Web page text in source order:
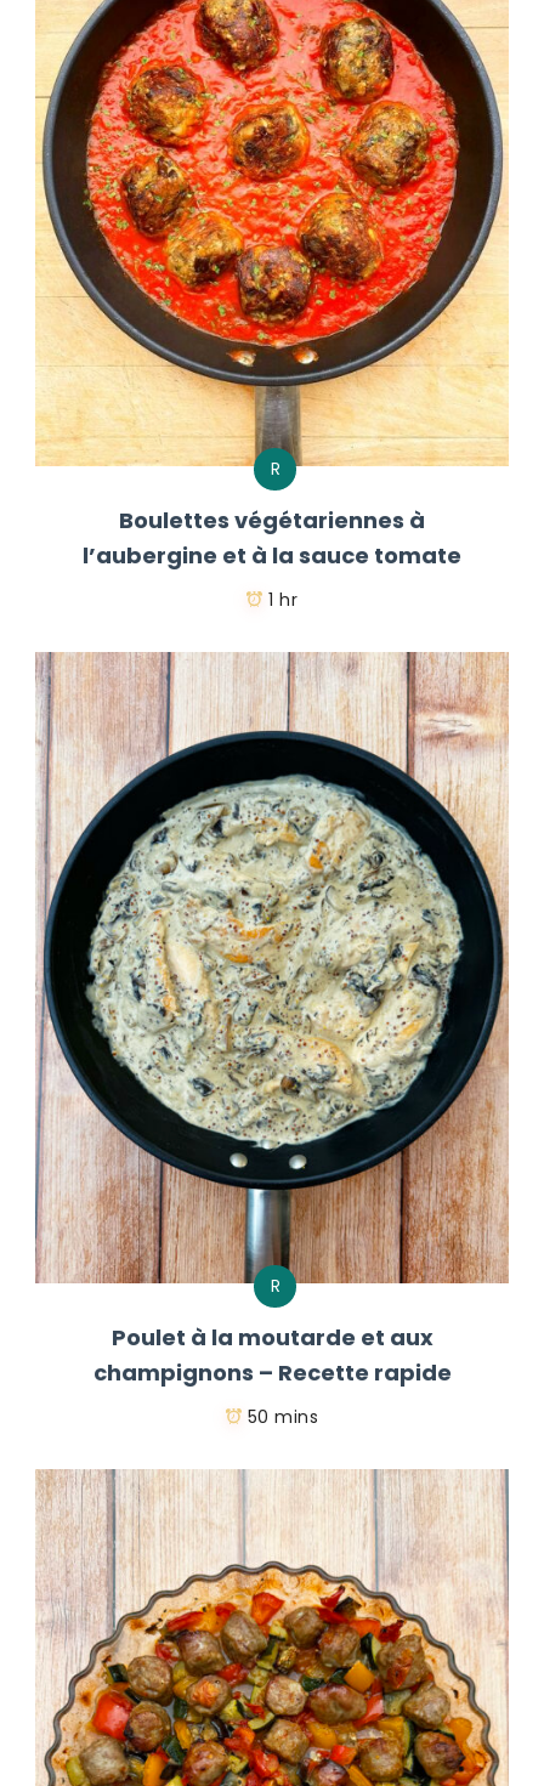
R
Boulettes végétariennes à
l’aubergine et à la sauce tomate
1 hr
R
Poulet à la moutarde et aux
champignons – Recette rapide
50 mins